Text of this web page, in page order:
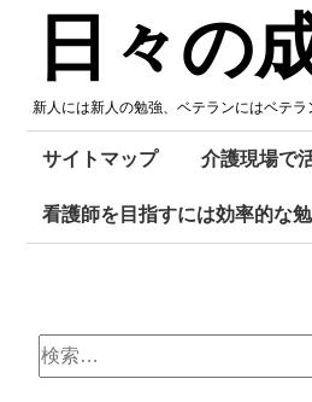
Skip
content
日々の
新人には新人の勉強、ベテランにはベテ
サイトマップ 介護現場で
看護師を目指すには効率的な
検
索: